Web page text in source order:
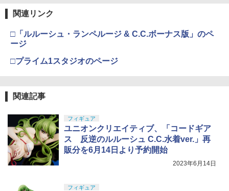
関連リンク
□「ルルーシュ・ランペルージ & C.C.ボーナス版」のペ
ージ
□プライム1スタジオのページ
関連記事
フィギュア
ユニオンクリエイティブ、「コードギア
ス 反逆のルルーシュ C.C.水着ver.」再
販分を6月14日より予約開始
2023年6月14日
フィギュア